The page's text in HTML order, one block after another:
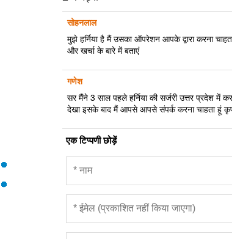
सोहनलाल
मुझे हर्निया है मैं उसका ऑपरेशन आपके द्वारा करना
और खर्चा के बारे में बताएं
गणेश
सर मैंने 3 साल पहले हर्निया की सर्जरी उत्तर प्रदेश में
देखा इसके बाद मैं आपसे आपसे संपर्क करना चाहता हूं
एक टिप्पणी छोड़ें